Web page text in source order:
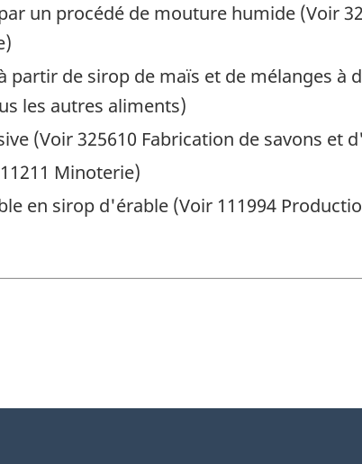
un procédé de mouture humide (Voir
partir de sirop de maïs et de mélanges à
les autres aliments)
(Voir 325610 Fabrication de savons et
Minoterie)
en sirop d'érable (Voir 111994